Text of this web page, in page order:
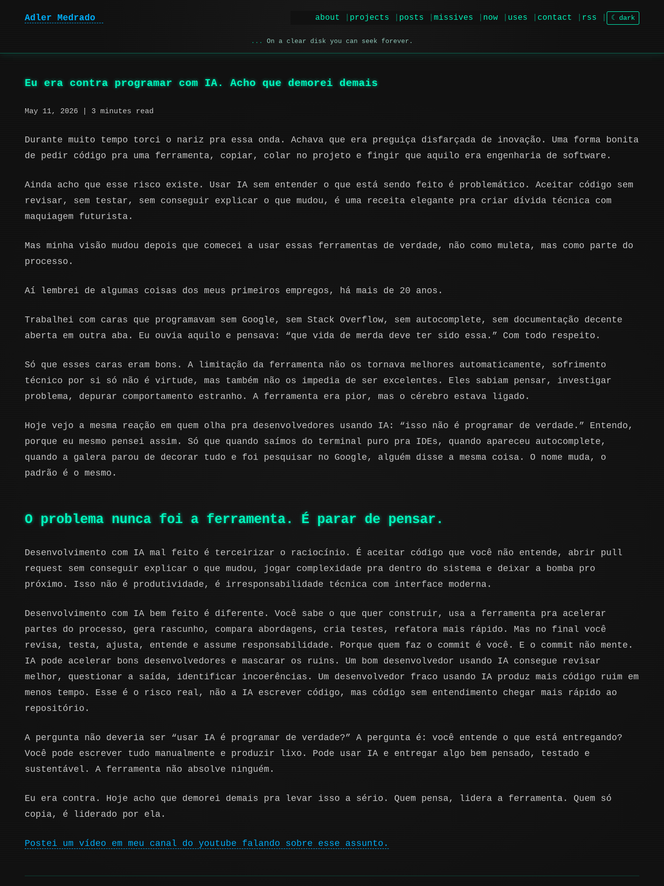
Adler Medrado about projects posts missives now uses contact rss ☾ dark
On a clear disk you can seek forever.
Eu era contra programar com IA. Acho que demorei demais
May 11, 2026 | 3 minutes read
Durante muito tempo torci o nariz pra essa onda. Achava que era preguiça disfarçada de inovação. Uma forma bonita
de pedir código pra uma ferramenta, copiar, colar no projeto e fingir que aquilo era engenharia de software.
Ainda acho que esse risco existe. Usar IA sem entender o que está sendo feito é problemático. Aceitar código sem
revisar, sem testar, sem conseguir explicar o que mudou, é uma receita elegante pra criar dívida técnica com
maquiagem futurista.
Mas minha visão mudou depois que comecei a usar essas ferramentas de verdade, não como muleta, mas como parte do
processo.
Aí lembrei de algumas coisas dos meus primeiros empregos, há mais de 20 anos.
Trabalhei com caras que programavam sem Google, sem Stack Overflow, sem autocomplete, sem documentação decente
aberta em outra aba. Eu ouvia aquilo e pensava: “que vida de merda deve ter sido essa.” Com todo respeito.
Só que esses caras eram bons. A limitação da ferramenta não os tornava melhores automaticamente, sofrimento
técnico por si só não é virtude, mas também não os impedia de ser excelentes. Eles sabiam pensar, investigar
problema, depurar comportamento estranho. A ferramenta era pior, mas o cérebro estava ligado.
Hoje vejo a mesma reação em quem olha pra desenvolvedores usando IA: “isso não é programar de verdade.” Entendo,
porque eu mesmo pensei assim. Só que quando saímos do terminal puro pra IDEs, quando apareceu autocomplete,
quando a galera parou de decorar tudo e foi pesquisar no Google, alguém disse a mesma coisa. O nome muda, o
padrão é o mesmo.
O problema nunca foi a ferramenta. É parar de pensar.
Desenvolvimento com IA mal feito é terceirizar o raciocínio. É aceitar código que você não entende, abrir pull
request sem conseguir explicar o que mudou, jogar complexidade pra dentro do sistema e deixar a bomba pro
próximo. Isso não é produtividade, é irresponsabilidade técnica com interface moderna.
Desenvolvimento com IA bem feito é diferente. Você sabe o que quer construir, usa a ferramenta pra acelerar
partes do processo, gera rascunho, compara abordagens, cria testes, refatora mais rápido. Mas no final você
revisa, testa, ajusta, entende e assume responsabilidade. Porque quem faz o commit é você. E o commit não mente.
IA pode acelerar bons desenvolvedores e mascarar os ruins. Um bom desenvolvedor usando IA consegue revisar
melhor, questionar a saída, identificar incoerências. Um desenvolvedor fraco usando IA produz mais código ruim em
menos tempo. Esse é o risco real, não a IA escrever código, mas código sem entendimento chegar mais rápido ao
repositório.
A pergunta não deveria ser “usar IA é programar de verdade?” A pergunta é: você entende o que está entregando?
Você pode escrever tudo manualmente e produzir lixo. Pode usar IA e entregar algo bem pensado, testado e
sustentável. A ferramenta não absolve ninguém.
Eu era contra. Hoje acho que demorei demais pra levar isso a sério. Quem pensa, lidera a ferramenta. Quem só
copia, é liderado por ela.
Postei um vídeo em meu canal do youtube falando sobre esse assunto.